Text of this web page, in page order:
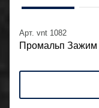
Арт. vnt 1082
Промальп Зажим